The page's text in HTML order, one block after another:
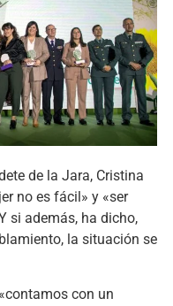
de la Jara, Cristina
no es fácil» y «ser
si además, ha dicho,
la situación se
con un